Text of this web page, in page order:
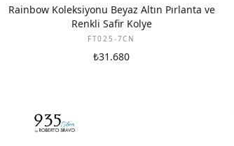
YENI
Rainbow Koleksiyonu Beyaz Altın Pırlanta ve
Renkli Safir Kolye
FT025-7CN
₺31.680